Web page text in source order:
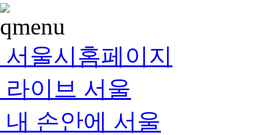
서울시홈페이지
라이브 서울
내 손안에 서울